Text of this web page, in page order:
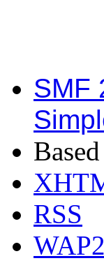
SMF
RSS
WAP2